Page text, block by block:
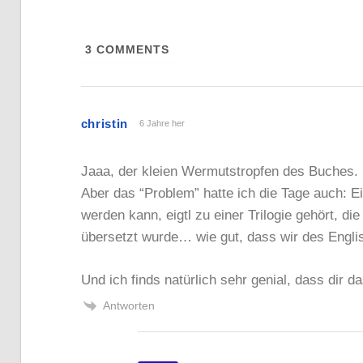
3 COMMENTS
christin 6 Jahre her
Jaaa, der kleien Wermutstropfen des Buches.
Aber das “Problem” hatte ich die Tage auch:
werden kann, eigtl zu einer Trilogie gehört,
übersetzt wurde… wie gut, dass wir des
Und ich finds natürlich sehr genial, dass dir
Antworten